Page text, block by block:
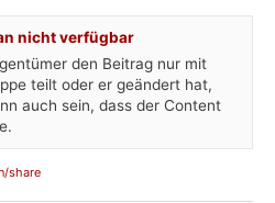
nicht verfügbar
den Beitrag nur mit
teilt oder er geändert hat,
auch sein, dass der Content
share